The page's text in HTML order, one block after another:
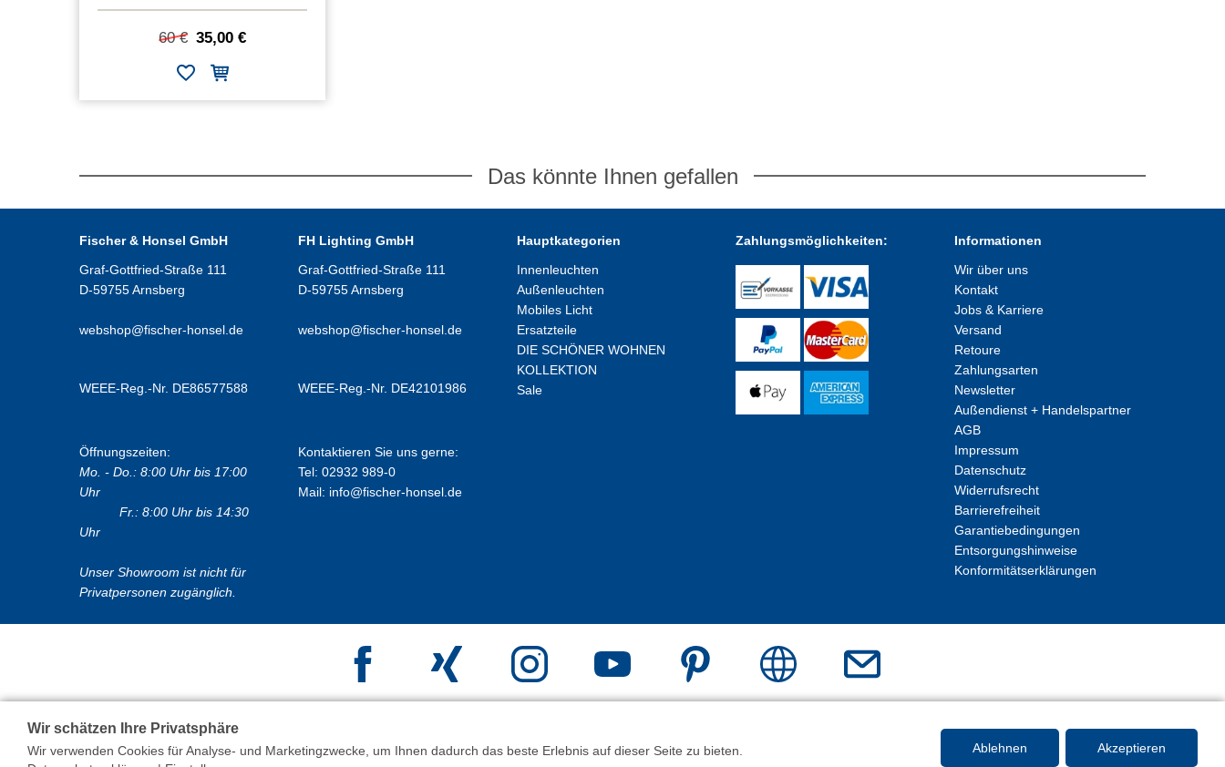
60 € 35,00 €
Das könnte Ihnen gefallen
Fischer & Honsel GmbH
Graf-Gottfried-Straße 111
D-59755 Arnsberg
webshop@fischer-honsel.de
WEEE-Reg.-Nr. DE86577588
Öffnungszeiten:
Mo. - Do.: 8:00 Uhr bis 17:00
Uhr
Fr.: 8:00 Uhr bis 14:30
Uhr
Unser Showroom ist nicht für
Privatpersonen zugänglich.
FH Lighting GmbH
Graf-Gottfried-Straße 111
D-59755 Arnsberg
webshop@fischer-honsel.de
WEEE-Reg.-Nr. DE42101986
Kontaktieren Sie uns gerne:
Tel: 02932 989-0
Mail: info@fischer-honsel.de
Hauptkategorien
Innenleuchten
Außenleuchten
Mobiles Licht
Ersatzteile
DIE SCHÖNER WOHNEN
KOLLEKTION
Sale
Zahlungsmöglichkeiten:
Informationen
Wir über uns
Kontakt
Jobs & Karriere
Versand
Retoure
Zahlungsarten
Newsletter
Außendienst + Handelspartner
AGB
Impressum
Datenschutz
Widerrufsrecht
Barrierefreiheit
Garantiebedingungen
Entsorgungshinweise
Konformitätserklärungen
Wir schätzen Ihre Privatsphäre
Wir verwenden Cookies für Analyse- und Marketingzwecke, um Ihnen dadurch das beste Erlebnis auf dieser Seite zu bieten.
Akzeptieren
Ablehnen